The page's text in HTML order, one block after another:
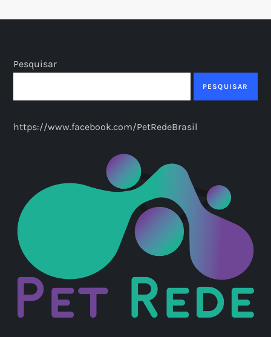
Pesquisar
PESQUISAR
https://www.facebook.com/PetRedeBrasil